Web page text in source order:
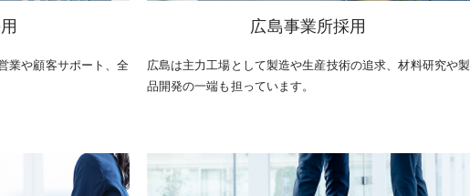
業や顧客サポート、全
広島事業所採用
広島は主力工場として製造や生産技術の追求、材料研究や製
品開発の一端も担っています。